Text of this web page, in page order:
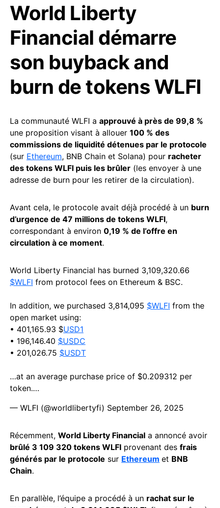
World Liberty
Financial démarre
son buyback and
burn de tokens WLFI
La communauté WLFI a approuvé à près de 99,8 %
une proposition visant à allouer 100 % des
commissions de liquidité détenues par le protocole
(sur Ethereum, BNB Chain et Solana) pour racheter
des tokens WLFI puis les brûler (les envoyer à une
adresse de burn pour les retirer de la circulation).
Avant cela, le protocole avait déjà procédé à un burn
d’urgence de 47 millions de tokens WLFI,
correspondant à environ 0,19 % de l’offre en
circulation à ce moment.
World Liberty Financial has burned 3,109,320.66
$WLFI from protocol fees on Ethereum & BSC.
In addition, we purchased 3,814,095 $WLFI from the
open market using:
• 401,165.93 $USD1
• 196,146.40 $USDC
• 201,026.75 $USDT
…at an average purchase price of $0.209312 per
token.…
— WLFI (@worldlibertyfi) September 26, 2025
Récemment, World Liberty Financial a annoncé avoir
brûlé 3 109 320 tokens WLFI provenant des frais
générés par le protocole sur Ethereum et BNB
Chain.
En parallèle, l’équipe a procédé à un rachat sur le